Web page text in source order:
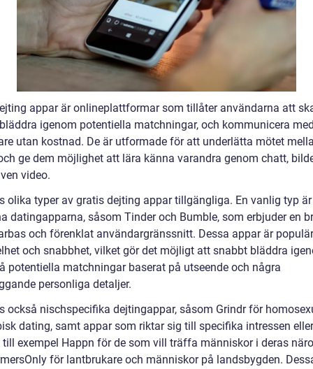
appar är onlineplattformar som tillåter användarna att
igenom potentiella matchningar, och kommunicera
utan kostnad. De är utformade för att underlätta mötet
ge dem möjlighet att lära känna varandra genom chatt,
video.
olika typer av gratis dejting appar tillgängliga. En vanlig typ
datingapparna, såsom Tinder och Bumble, som erbjuder en
och förenklat användargränssnitt. Dessa appar är
och snabbhet, vilket gör det möjligt att snabbt bläddra
potentiella matchningar baserat på utseende och några
personliga detaljer.
också nischspecifika dejtingappar, såsom Grindr för
dating, samt appar som riktar sig till specifika intressen eller
till exempel Happn för de som vill träffa människor i deras
för lantbrukare och människor på landsbygden.